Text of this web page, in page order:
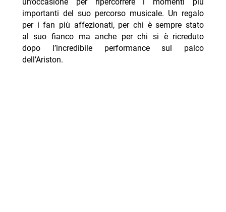
importanti del suo percorso musicale. Un regalo
per i fan più affezionati, per chi è sempre stato
al suo fianco ma anche per chi si è ricreduto
dopo l’incredibile performance sul palco
dell’Ariston.